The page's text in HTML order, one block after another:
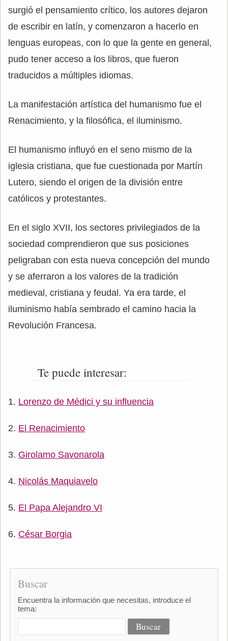
surgió el pensamiento crítico, los autores dejaron
de escribir en latín, y comenzaron a hacerlo en
lenguas europeas, con lo que la gente en general,
pudo tener acceso a los libros, que fueron
traducidos a múltiples idiomas.
La manifestación artística del humanismo fue el
Renacimiento, y la filosófica, el iluminismo.
El humanismo influyó en el seno mismo de la
iglesia cristiana, que fue cuestionada por Martín
Lutero, siendo el origen de la división entre
católicos y protestantes.
En el siglo XVII, los sectores privilegiados de la
sociedad comprendieron que sus posiciones
peligraban con esta nueva concepción del mundo
y se aferraron a los valores de la tradición
medieval, cristiana y feudal. Ya era tarde, el
iluminismo había sembrado el camino hacia la
Revolución Francesa.
Te puede interesar:
Lorenzo de Médici y su influencia
El Renacimiento
Girolamo Savonarola
Nicolás Maquiavelo
El Papa Alejandro VI
César Borgia
Buscar
Encuentra la información que necesitas, introduce el
tema: